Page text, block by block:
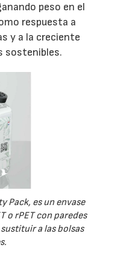
peso en el
respuesta a
y a la creciente
sostenibles.
Pack, es un envase
o rPET con paredes
a las bolsas